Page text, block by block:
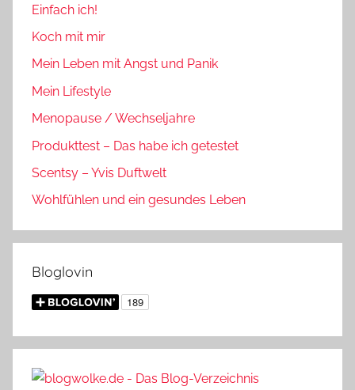
Einfach ich!
Koch mit mir
Mein Leben mit Angst und Panik
Mein Lifestyle
Menopause / Wechseljahre
Produkttest – Das habe ich getestet
Scentsy – Yvis Duftwelt
Wohlfühlen und ein gesundes Leben
Bloglovin